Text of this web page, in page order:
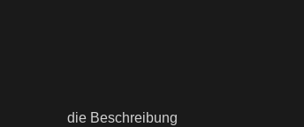
die Beschreibung